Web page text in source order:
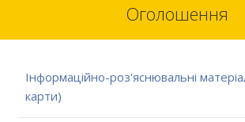
Оголошення
Інформаційно-роз'яснювальні
карти)